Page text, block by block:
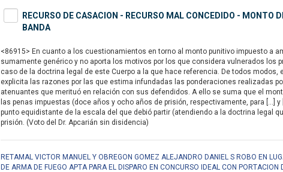
RECURSO DE CASACION - RECURSO MAL CONCEDIDO - MONTO
BANDA
<86915> En cuanto a los cuestionamientos en torno al monto punitivo impuesto a
sumamente genérico y no aporta los motivos por los que considera vulnerados los
caso de la doctrina legal de este Cuerpo a la que hace referencia. De todos
explicita las razones por las que estima infundadas las ponderaciones realizadas
atenuantes que merituó en relación con sus defendidos. A ello se suma que el
las penas impuestas (doce años y ocho años de prisión, respectivamente, para
punto equidistante de la escala del que debió partir (atendiendo a la doctrina legal
prisión. (Voto del Dr. Apcarián sin disidencia)
RETAMAL VICTOR MANUEL Y OBREGON GOMEZ ALEJANDRO DANIEL S ROBO EN
DE ARMA DE FUEGO APTA PARA EL DISPARO EN CONCURSO IDEAL CON PORTACION